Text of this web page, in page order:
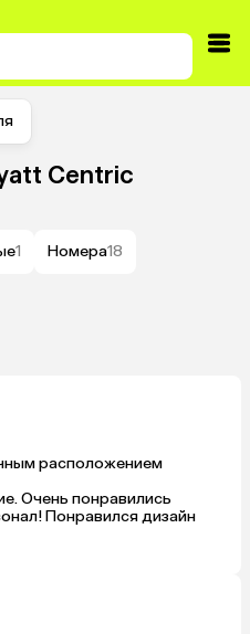
Centric
1 Номера18
расположением
Очень понравились
Понравился дизайн